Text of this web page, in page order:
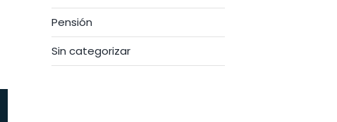
Pensión
Sin categorizar